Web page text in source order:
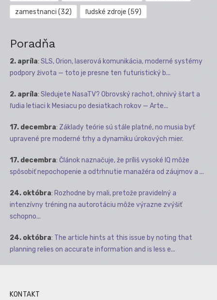
zamestnanci (32) ľudské zdroje (59)
Poradňa
2. apríla: SLS, Orion, laserová komunikácia, moderné systémy
podpory života — toto je presne ten futuristický b...
2. apríla: Sledujete NasaTV? Obrovský rachot, ohnivý štart a
ľudia letiaci k Mesiacu po desiatkach rokov — Arte...
17. decembra: Základy teórie sú stále platné, no musia byť
upravené pre moderné trhy a dynamiku úrokových mier.
17. decembra: Článok naznačuje, že príliš vysoké IQ môže
spôsobiť nepochopenie a odtrhnutie manažéra od záujmov a ...
24. októbra: Rozhodne by mali, pretože pravidelný a
intenzívny tréning na autorotáciu môže výrazne zvýšiť
schopno...
24. októbra: The article hints at this issue by noting that
planning relies on accurate information and is less e...
KONTAKT